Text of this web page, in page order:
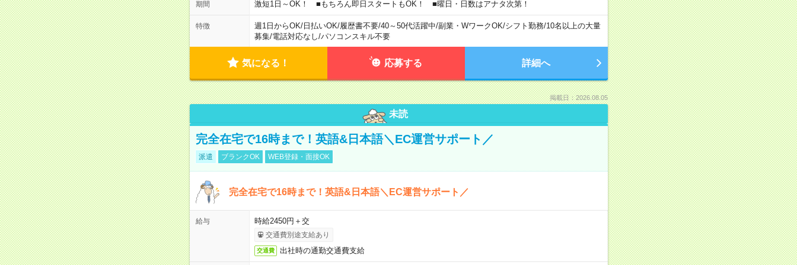
期間 激短1日～OK！ ■もちろん即日スタートもOK！ ■曜日・日数はアナタ次第！
特徴 週1日からOK/日払いOK/履歴書不要/40～50代活躍中/副業・WワークOK/シフト勤務/10名以上の大量
募集/電話対応なし/パソコンスキル不要
気になる！ 応募する 詳細へ
掲載日：2026.08.05
未読
完全在宅で16時まで！英語&日本語＼EC運営サポート／
派遣 ブランクOK WEB登録・面接OK
完全在宅で16時まで！英語&日本語＼EC運営サポート／
給与 時給2450円＋交
交通費別途支給あり
交通費 出社時の通勤交通費支給